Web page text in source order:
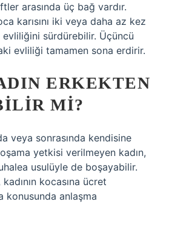
arasında üç bağ vardır.
karısını iki veya daha az kez
evliliğini sürdürebilir. Üçüncü
evliliği tamamen sona erdirir.
ERKEKTEN
MI?
veya sonrasında kendisine
yetkisi verilmeyen kadın,
usulüyle de boşayabilir.
kocasına ücret
konusunda anlaşma